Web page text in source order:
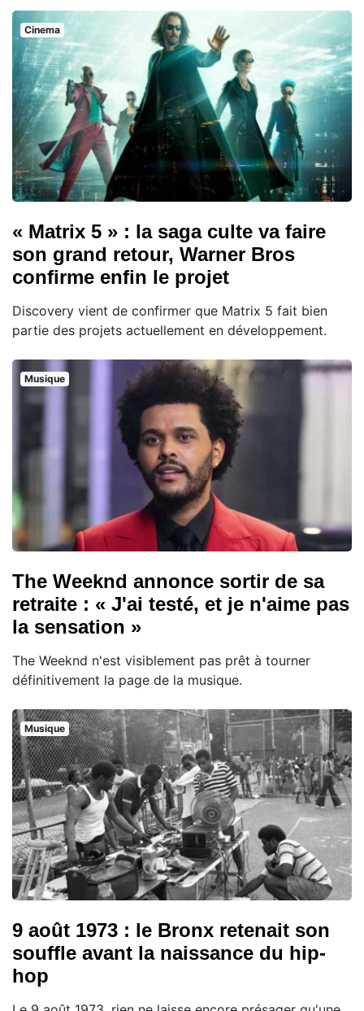
Cinema
« Matrix 5 » : la saga culte va faire
son grand retour, Warner Bros
confirme enfin le projet
Discovery vient de confirmer que Matrix 5 fait bien
partie des projets actuellement en développement.
Musique
The Weeknd annonce sortir de sa
retraite : « J'ai testé, et je n'aime pas
la sensation »
The Weeknd n'est visiblement pas prêt à tourner
définitivement la page de la musique.
Musique
9 août 1973 : le Bronx retenait son
souffle avant la naissance du hip-
hop